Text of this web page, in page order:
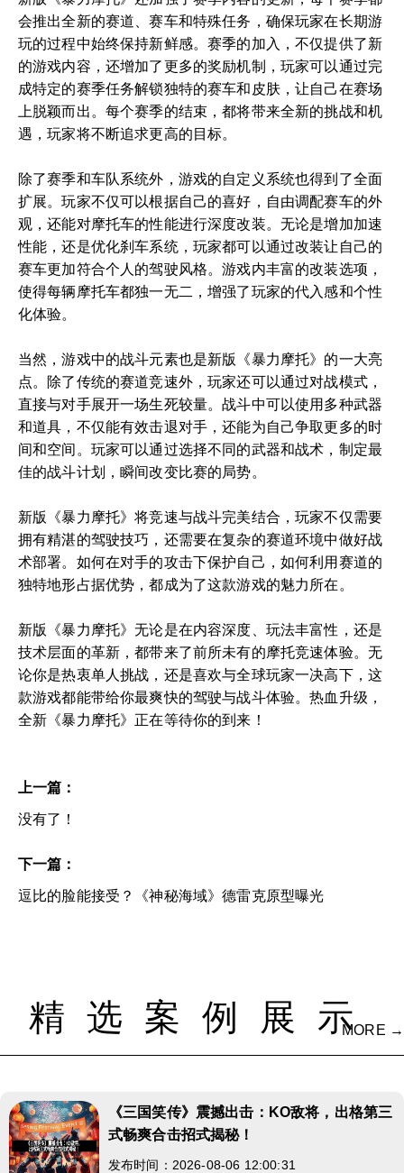
会推出全新的赛道、赛车和特殊任务，确保玩家在长期游
玩的过程中始终保持新鲜感。赛季的加入，不仅提供了新
的游戏内容，还增加了更多的奖励机制，玩家可以通过完
成特定的赛季任务解锁独特的赛车和皮肤，让自己在赛场
上脱颖而出。每个赛季的结束，都将带来全新的挑战和机
遇，玩家将不断追求更高的目标。
除了赛季和车队系统外，游戏的自定义系统也得到了全面
扩展。玩家不仅可以根据自己的喜好，自由调配赛车的外
观，还能对摩托车的性能进行深度改装。无论是增加加速
性能，还是优化刹车系统，玩家都可以通过改装让自己的
赛车更加符合个人的驾驶风格。游戏内丰富的改装选项，
使得每辆摩托车都独一无二，增强了玩家的代入感和个性
化体验。
当然，游戏中的战斗元素也是新版《暴力摩托》的一大亮
点。除了传统的赛道竞速外，玩家还可以通过对战模式，
直接与对手展开一场生死较量。战斗中可以使用多种武器
和道具，不仅能有效击退对手，还能为自己争取更多的时
间和空间。玩家可以通过选择不同的武器和战术，制定最
佳的战斗计划，瞬间改变比赛的局势。
新版《暴力摩托》将竞速与战斗完美结合，玩家不仅需要
拥有精湛的驾驶技巧，还需要在复杂的赛道环境中做好战
术部署。如何在对手的攻击下保护自己，如何利用赛道的
独特地形占据优势，都成为了这款游戏的魅力所在。
新版《暴力摩托》无论是在内容深度、玩法丰富性，还是
技术层面的革新，都带来了前所未有的摩托竞速体验。无
论你是热衷单人挑战，还是喜欢与全球玩家一决高下，这
款游戏都能带给你最爽快的驾驶与战斗体验。热血升级，
全新《暴力摩托》正在等待你的到来！
上一篇：
没有了！
下一篇：
逗比的脸能接受？《神秘海域》德雷克原型曝光
精选案例展示MORE →
《三国笑传》震撼出击：KO敌将，出格第三
式畅爽合击招式揭秘！
发布时间：2026-08-06 12:00:31